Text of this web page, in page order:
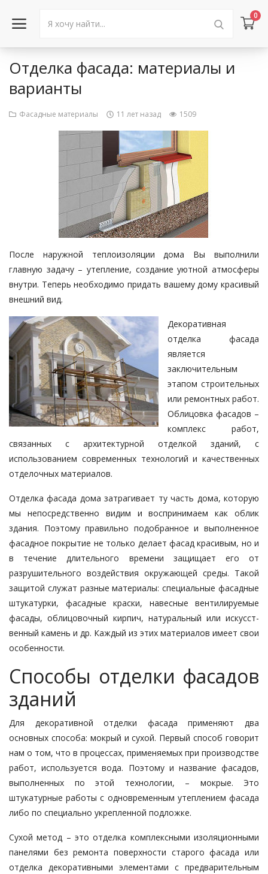
0
Войти в аккаунт
Объявления
Город: Колумбус
Отделка фасада: материалы и
варианты
Фасадные материалы 11 лет назад 1509
После наружной теплоизоляции дома Вы выполнили
главную зада­чу – утепление, создание уютной атмосферы
внутри. Теперь необходимо придать вашему дому красивый
внешний вид.
Декоративная
отделка фасада
является
заключительным
этапом строительных
или ремонт­ных работ.
Облицовка фасадов –
комплекс работ,
связанных с архитек­тур­ной отделкой зданий, с
использованием современных технологий и качественных
отделочных материалов.
Отделка фасада дома затра­гива­ет ту часть дома, которую
мы непосредственно видим и вос­при­ни­маем как облик
здания. Поэ­то­му правильно подобранное и вы­пол­ненное
фасадное покрытие не только делает фасад красивым, но и
в течение длительного времени за­щи­щает его от
разрушительного воз­действия окружающей среды. Та­кой
защитой служат разные ма­те­ри­алы: специальные фасадные
шту­ка­турки, фасадные краски, на­вес­ные вен­­­тили­руемые
фасады, обли­­цо­­воч­ный кир­пич, натуральный или ис­кус­ст­
вен­ный камень и др. Каж­дый из этих материалов имеет свои
осо­бен­ности.
Способы отделки фасадов
зданий
Для декоративной отделки фасада применяют два
основных способа: мокрый и сухой. Первый способ говорит
нам о том, что в процессах, применяемых при производстве
работ, используется во­да. Поэтому и название фасадов,
вы­полненных по этой технологии, – мок­рые. Это
штукатурные работы с од­новременным утеплением фасада
либо по специально укрепленной подложке.
Сухой метод – это отделка комп­лексными изоляционными
пане­лями без ремонта поверхности старого фа­сада или
отделка декоративными эле­­ментами с предварительным